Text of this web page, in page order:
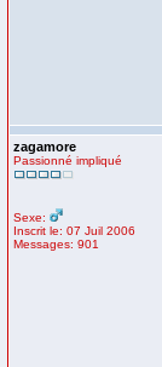
zagamore
Passionné impliqué
Sexe:
Inscrit le: 07 Juil 2006
Messages: 901